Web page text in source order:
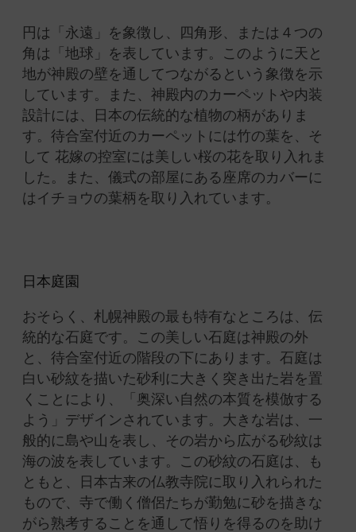
円は「永遠」を象徴し、四角形、または４つの
角は「地球」を表しています。このように天と
地が神殿の壁を通してつながるという象徴を示
しています。
また、神殿内のカーペットや内装
設計には、日本の伝統的な植物の柄がありま
す。待合室付近のカーペットには竹の葉を、 そ
して 花嫁の控室には美しい桜の花を取り入れま
した。
また、儀式の部屋にある座席のカバーに
はイチョウの葉柄を取り入れています。
日本庭園
おそらく、札幌神殿の最も特有なところは、伝
統的な石庭です。 この美しい石庭は神殿の外
と、待合室付近の階段の下にあります。 石庭は
白い砂紋を描いた砂利に大きく突き出た岩を置
くことにより、「奥深い自然の本質を模倣する
よう」デザインされています。 大きな岩は、一
般的に島や山を表し、その岩から広がる砂紋は
海の波を表しています。 この砂紋の石庭は、も
ともと
、日本古来の仏教寺院に取り入れられた
もので、 寺で働く僧侶たちが勤勉に砂を描きな
がら熟考することを通して悟りを得るのを助け